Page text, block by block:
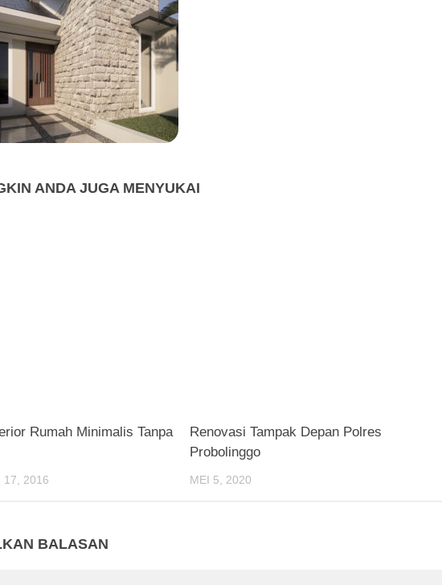
ANDA JUGA MENYUKAI
Rumah Minimalis Tanpa
17, 2016
Renovasi Tampak Depan Polres
Probolinggo
MEI 5, 2020
BALASAN